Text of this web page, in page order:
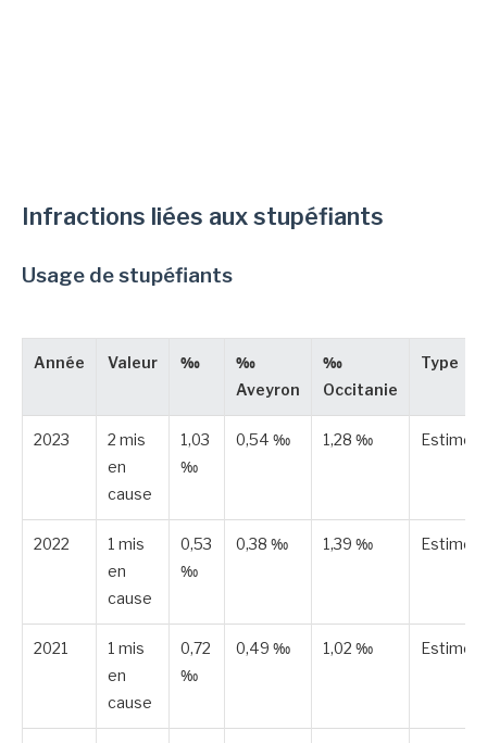
Infractions liées aux stupéfiants
Usage de stupéfiants
Année Valeur ‰
‰
Aveyron
‰
Occitanie
Type
2023
2 mis
en
cause
1,03
‰
0,54 ‰ 1,28 ‰ Estimée
2022
1 mis
en
cause
0,53
‰
0,38 ‰ 1,39 ‰ Estimée
2021
1 mis
en
cause
0,72
‰
0,49 ‰ 1,02 ‰ Estimée